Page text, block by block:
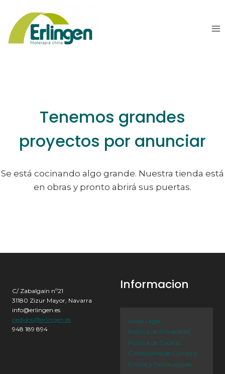
contenido
contenido
Tenemos grandes
proyectos por anunciar
Se está cocinando algo grande. Nuestra tienda está
en obras y pronto abrirá sus puertas.
C/ Zabalgain nº21
31180 Zizur Mayor, Navarra
info@erlingen.es
pedidos@erlingen.es
948 189 894
Informacion
Aviso Legal
Política de Privacidad
Política de Cookies
Condiciones de Compra
Envíos y Devoluciones